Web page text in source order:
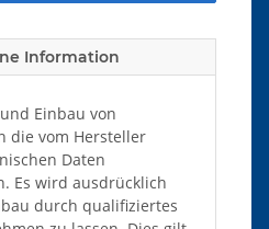
Information
Einbau von
die vom Hersteller
Daten
Es wird ausdrücklich
durch qualifiziertes